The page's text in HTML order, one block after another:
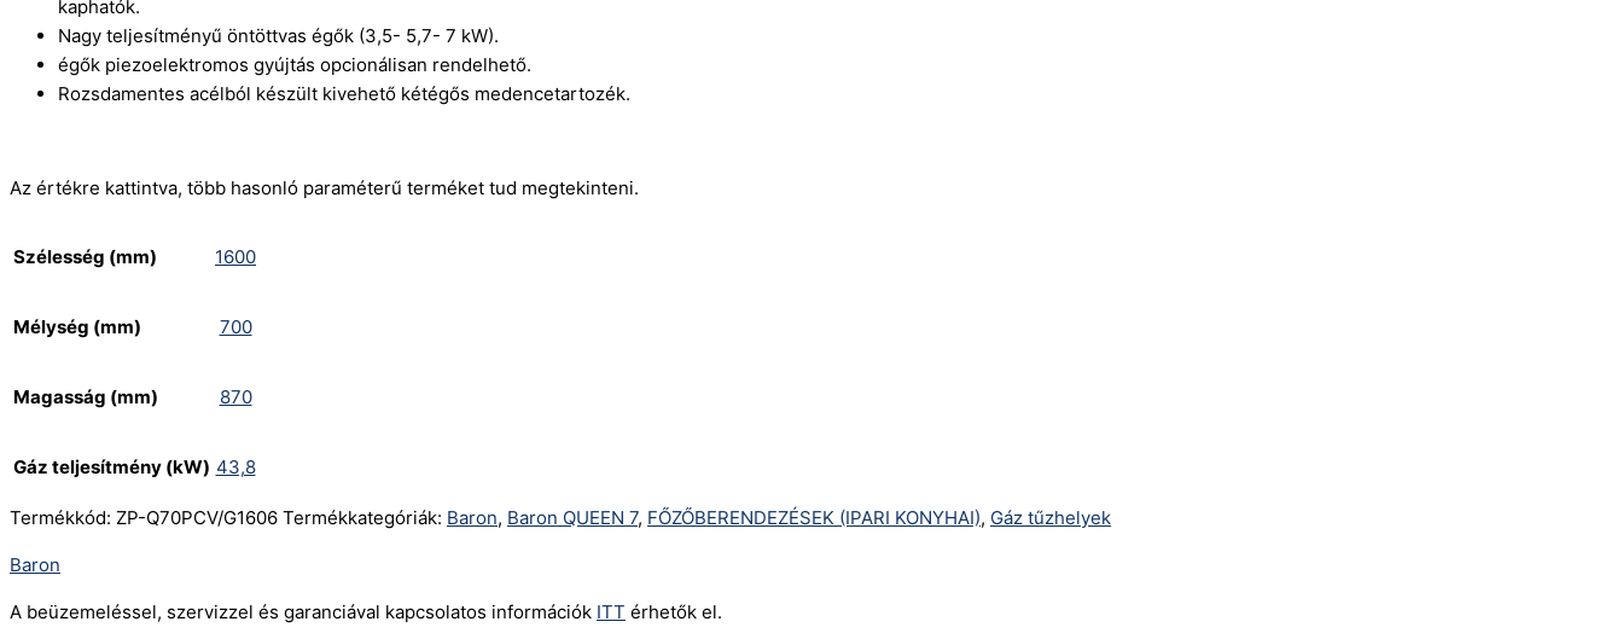
kaphatók.
Nagy teljesítményű öntöttvas égők (3,5- 5,7- 7 kW).
égők piezoelektromos gyújtás opcionálisan rendelhető.
Rozsdamentes acélból készült kivehető kétégős medencetartozék.
Az értékre kattintva, több hasonló paraméterű terméket tud megtekinteni.
Szélesség (mm) 1600
Mélység (mm) 700
Magasság (mm) 870
Gáz teljesítmény (kW) 43,8
Termékkód: ZP-Q70PCV/G1606 Termékkategóriák: Baron, Baron QUEEN 7, FŐZŐBERENDEZÉSEK (IPARI KONYHAI), Gáz tűzhelyek
Baron
A beüzemeléssel, szervizzel és garanciával kapcsolatos információk ITT érhetők el.